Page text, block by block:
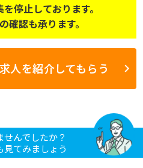
停止しております。
確認も承ります。
人を紹介してもらう
んでしたか？
てみましょう